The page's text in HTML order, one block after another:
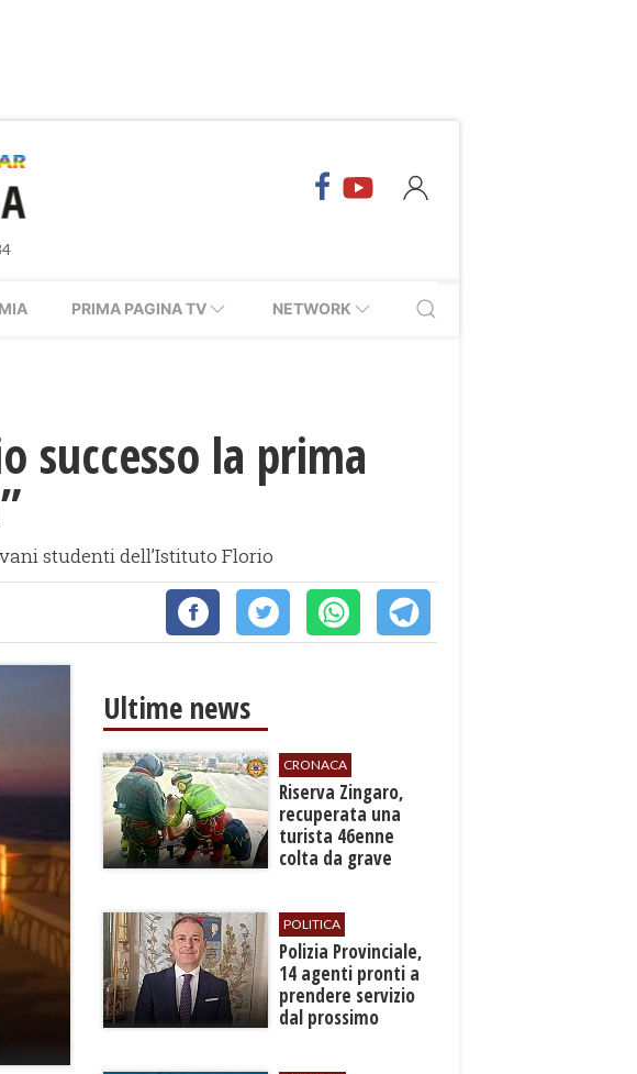
PRIMA PAGINA TV NETWORK
successo la prima
studenti dell’Istituto Florio
Ultime news
CRONACA
​Riserva Zingaro,
recuperata una
turista 46enne
colta da grave
POLITICA
​Polizia Provinciale,
14 agenti pronti a
prendere servizio
dal prossimo